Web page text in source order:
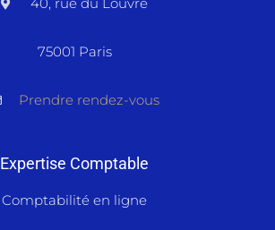
75001 Paris
Prendre rendez-vous
Expertise Comptable
Comptabilité en ligne